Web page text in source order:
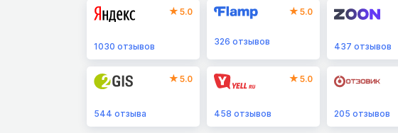
5.0
1030 отзывов
5.0
326 отзывов 437 отзывов
5.0
544 отзыва
5.0
458 отзывов 205 отзывов